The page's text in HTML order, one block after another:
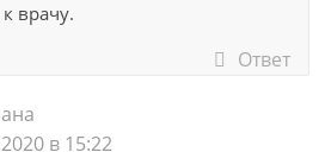
врачу.
Ответ
в 15:22